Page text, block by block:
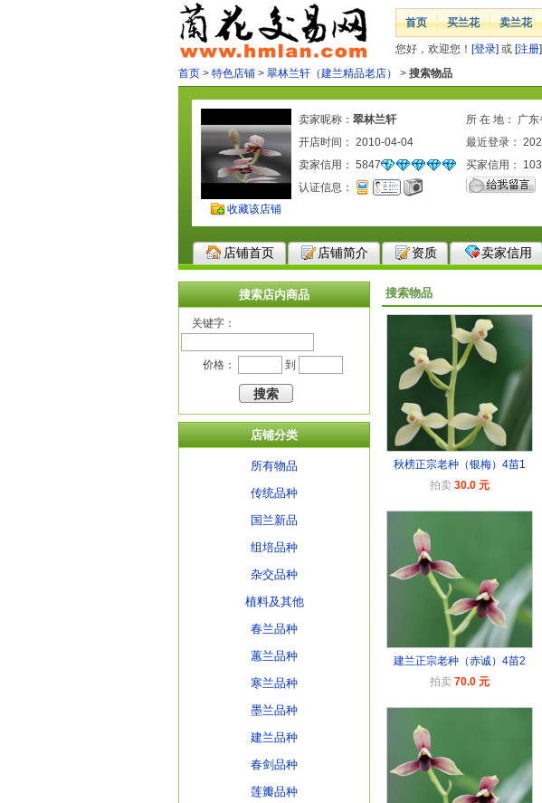
首页 买兰花 卖兰花
您好，欢迎您！ [登录] 或 [注册]
首页 > 特色店铺 > 翠林兰轩（建兰精品老店） > 搜索物品
收藏该店铺
卖家昵称： 翠林兰轩
所 在 地： 广
开店时间： 2010-04-04
最近登录：
卖家信用： 5847 买家信用： 103
认证信息：
店铺首页 店铺简介 资质 卖家信用
搜索店内商品
关键字：
价格： 到
店铺分类
所有物品
传统品种
国兰新品
组培品种
杂交品种
植料及其他
春兰品种
蕙兰品种
寒兰品种
墨兰品种
建兰品种
春剑品种
莲瓣品种
搜索物品
秋榜正宗老种（银梅）4苗1
拍卖 30.0 元
建兰正宗老种（赤诚）4苗2
拍卖 70.0 元